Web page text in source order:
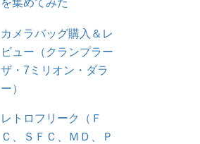
を集めてみた
カメラバッグ購入＆レ
ビュー（クランプラー
ザ・7ミリオン・ダラ
ー）
レトロフリーク（Ｆ
Ｃ、ＳＦＣ、ＭＤ、Ｐ